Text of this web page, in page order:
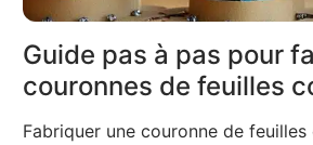
Guide pas à pas pour
couronnes de feuilles
Fabriquer une couronne de